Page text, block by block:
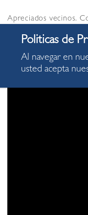
Apreciados vecinos.
de hoy viernes, 23 de
acciones
Al navegar en
usted acepta